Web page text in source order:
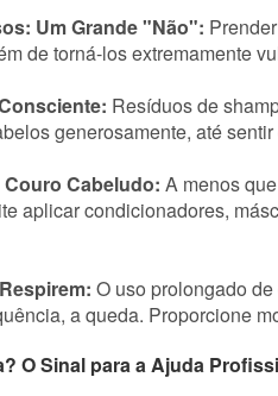
Um Grande "Não":
de torná-los extremamente
Resíduos de
generosamente, até
Cabeludo: A menos
aplicar condicionadores,
O uso prolongado
a queda. Proporcione
O Sinal para a Ajuda